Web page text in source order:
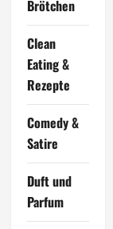
Brötchen
Clean
Eating &
Rezepte
Comedy &
Satire
Duft und
Parfum